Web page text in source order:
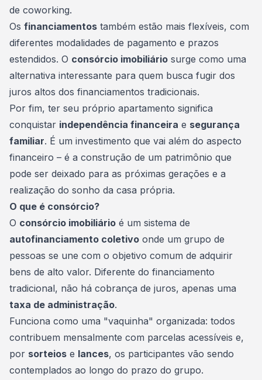
de coworking.
Os financiamentos também estão mais flexíveis, com
diferentes modalidades de pagamento e prazos
estendidos. O consórcio imobiliário surge como uma
alternativa interessante para quem busca fugir dos
juros altos dos financiamentos tradicionais.
Por fim, ter seu próprio apartamento significa
conquistar independência financeira e segurança
familiar. É um investimento que vai além do aspecto
financeiro – é a construção de um patrimônio que
pode ser deixado para as próximas gerações e a
realização do sonho da casa própria.
O que é consórcio?
O consórcio imobiliário é um sistema de
autofinanciamento coletivo onde um grupo de
pessoas se une com o objetivo comum de adquirir
bens de alto valor. Diferente do financiamento
tradicional, não há cobrança de juros, apenas uma
taxa de administração.
Funciona como uma "vaquinha" organizada: todos
contribuem mensalmente com parcelas acessíveis e,
por sorteios e lances, os participantes vão sendo
contemplados ao longo do prazo do grupo.